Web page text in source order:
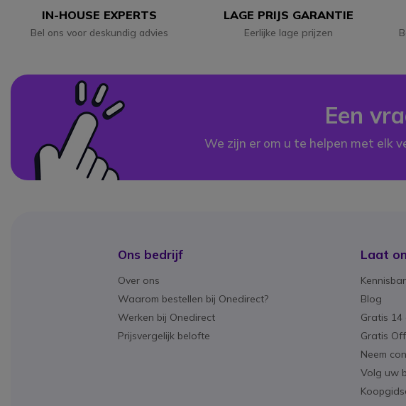
IN-HOUSE EXPERTS
Bel ons voor deskundig advies
LAGE PRIJS GARANTIE
Eerlijke lage prijzen
Een
We zijn er om u te helpen met elk
Ons bedrijf
Over ons
Waarom bestellen bij Onedirect?
Werken bij Onedirect
Prijsvergelijk belofte
Laat
Blog
Gratis
Gratis
Neem
Volg uw